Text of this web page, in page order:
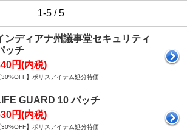
1-5 / 5
ンディアナ州議事堂セキュリティ
ッチ
円(内税)
30%OFF】ポリスアイテム処分特価
GUARD 10 パッチ
円(内税)
30%OFF】ポリスアイテム処分特価